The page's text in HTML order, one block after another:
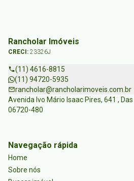
Rancholar Imóveis
CRECI: 23326J
(11) 4616-8815
(11) 94720-5935
rancholar@rancholarimoveis.com.br
Avenida Ivo Mário Isaac Pires, 641 ,
06720-480
Navegação rápida
Home
Sobre nós